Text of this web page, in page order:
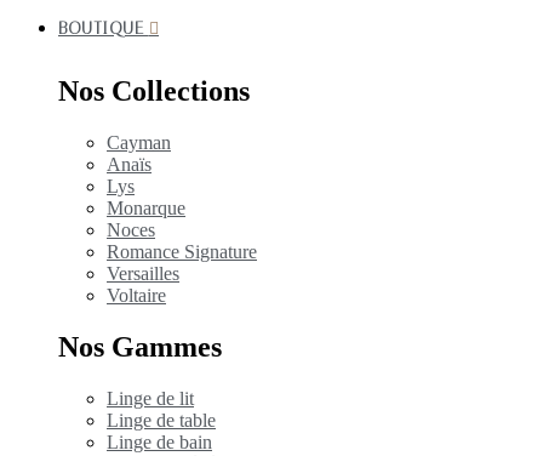
BOUTIQUE
Nos Collections
Cayman
Anaïs
Lys
Monarque
Noces
Romance Signature
Versailles
Voltaire
Nos Gammes
Linge de lit
Linge de table
Linge de bain